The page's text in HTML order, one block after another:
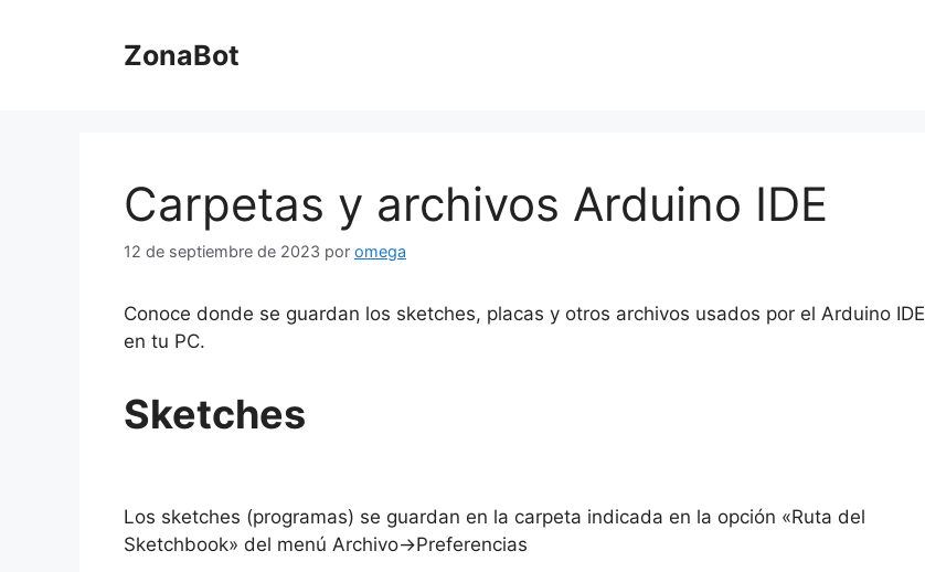
ZonaBot
Carpetas y archivos Arduino IDE
12 de septiembre de 2023 por omega
Conoce donde se guardan los sketches, placas y otros archivos usados por el Arduino IDE
en tu PC.
Sketches
Los sketches (programas) se guardan en la carpeta indicada en la opción «Ruta del
Sketchbook» del menú Archivo->Preferencias